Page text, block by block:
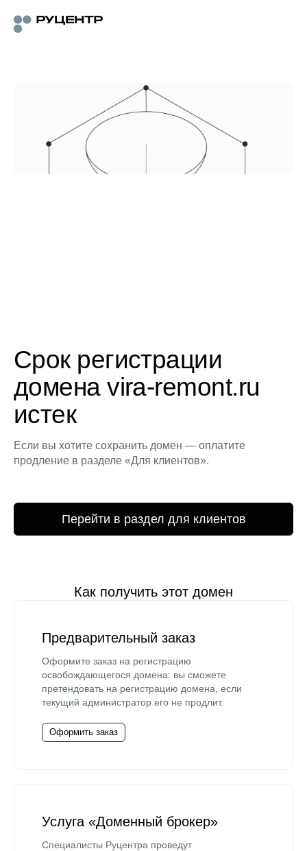
Срок регистрации
домена vira-remont.ru
истек
Если вы хотите сохранить домен — оплатите
продление в разделе «Для клиентов».
Перейти в раздел для клиентов
Как получить этот домен
Предварительный заказ
Оформите заказ на регистрацию
освобождающегося домена: вы сможете
претендовать на регистрацию домена, если
текущий администратор его не продлит.
Оформить заказ
Услуга «Доменный брокер»
Специалисты Руцентра проведут